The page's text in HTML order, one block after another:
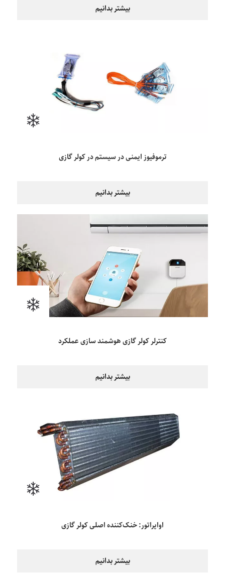
بیشتر بدانیم
ترموفیوز ایمنی در سیستم در کولر گازی
بیشتر بدانیم
کنترلر کولر گازی هوشمند سازی عملکرد
بیشتر بدانیم
اواپراتور: خنک‌کننده اصلی کولر گازی
بیشتر بدانیم